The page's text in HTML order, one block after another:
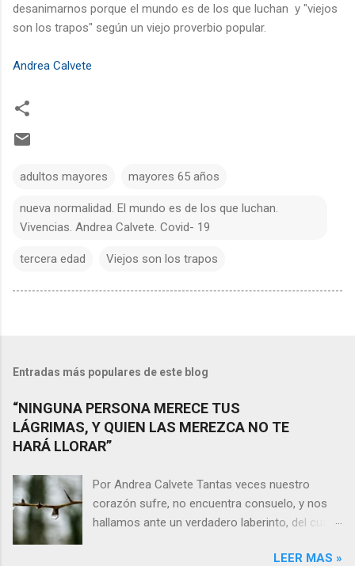
desanimarnos porque el mundo es de los que luchan y "viejos
son los trapos" según un viejo proverbio popular.
Andrea Calvete
adultos mayores mayores 65 años
nueva normalidad. El mundo es de los que luchan.
Vivencias. Andrea Calvete. Covid- 19
tercera edad Viejos son los trapos
Entradas más populares de este blog
“NINGUNA PERSONA MERECE TUS
LÁGRIMAS, Y QUIEN LAS MEREZCA NO TE
HARÁ LLORAR”
Por Andrea Calvete Tantas veces nuestro
corazón sufre, no encuentra consuelo, y nos
hallamos ante un verdadero laberinto, del cual
razones pierden el sentido, y las respuestas se
LEER MAS »